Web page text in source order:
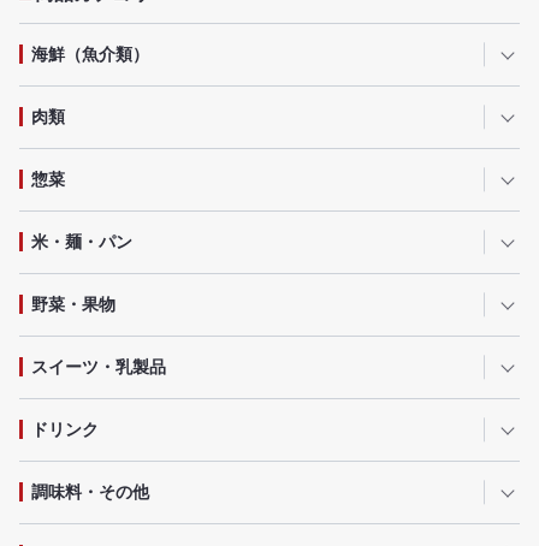
海鮮（魚介類）
肉類
惣菜
米・麺・パン
野菜・果物
スイーツ・乳製品
ドリンク
調味料・その他